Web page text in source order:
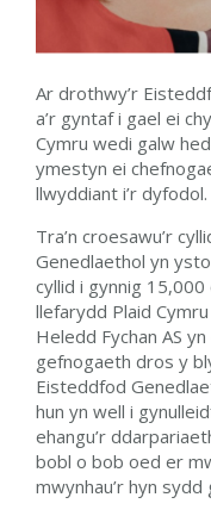
Ar drothwy’r
a’r gyntaf i gael ei
Cymru wedi galw
ymestyn ei
llwyddiant i’r dyfodol.
Tra’n croesawu’r
Genedlaethol yn
cyllid i gynnig
llefarydd Plaid
Heledd Fychan AS
gefnogaeth dros y
Eisteddfod
hun yn well i
ehangu’r
bobl o bob oed er
mwynhau’r hyn